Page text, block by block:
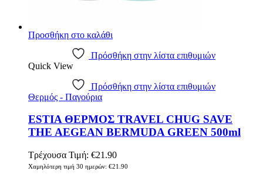
Προσθήκη στο καλάθι
Πρόσθήκη στην λίστα επιθυμιών
Quick View
Πρόσθήκη στην λίστα επιθυμιών
Θερμός - Παγούρια
ESTIA ΘΕΡΜΟΣ TRAVEL CHUG SAVE
THE AEGEAN BERMUDA GREEN 500ml
Τρέχουσα Τιμή: €21.90
Χαμηλότερη τιμή 30 ημερών: €21.90